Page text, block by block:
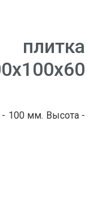
100 мм. Высота -